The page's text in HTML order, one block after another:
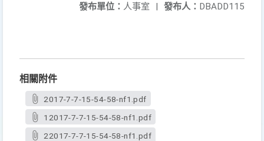
發布人： DBADD115
發布單位： 人事室 |
相關附件
2017-7-7-15-54-58-nf1.pdf
12017-7-7-15-54-58-nf1.pdf
22017-7-7-15-54-58-nf1.pdf